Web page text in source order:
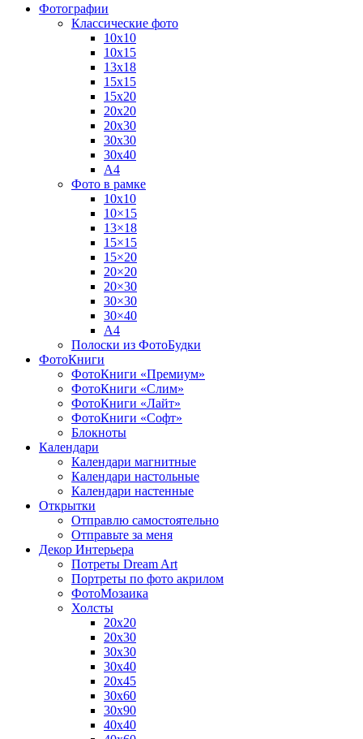
Фотографии
Классические фото
10х10
10х15
13х18
15х15
15х20
20х20
20х30
30х30
30х40
А4
Фото в рамке
10х10
10×15
13×18
15×15
15×20
20×20
20×30
30×30
30×40
A4
Полоски из ФотоБудки
ФотоКниги
ФотоКниги «Премиум»
ФотоКниги «Слим»
ФотоКниги «Лайт»
ФотоКниги «Софт»
Блокноты
Календари
Календари магнитные
Календари настольные
Календари настенные
Открытки
Отправлю самостоятельно
Отправьте за меня
Декор Интерьера
Потреты Dream Art
Портреты по фото акрилом
ФотоМозаика
Холсты
20х20
20х30
30х30
30х40
20х45
30х60
30х90
40х40